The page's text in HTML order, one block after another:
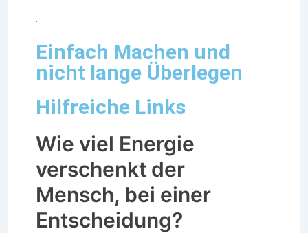
.
Einfach Machen und
nicht lange Überlegen
Hilfreiche Links
Wie viel Energie
verschenkt der
Mensch, bei einer
Entscheidung?